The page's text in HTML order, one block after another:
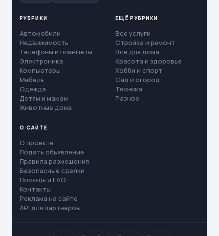
РУБРИКИ
Автомобили
Недвижимость
Телефоны и планшеты
Электроника
Компьютеры
Мебель
Одежда
Детям и мамам
Животные дома
ЕЩЁ РУБРИКИ
Все услуги
Стройка и ремонт
Все для дома
Красота и здоровье
Хобби и спорт
Сад и огород
Техника
Разное
О САЙТЕ
О проекте
Подать объявление
Правила размещения
Безопасные сделки
Помощь и FAQ
Контакты
Реклама на сайте
API для партнёров